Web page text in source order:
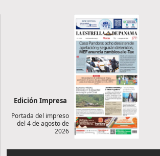
Edición Impresa
Portada del impreso
del 4 de agosto de
2026